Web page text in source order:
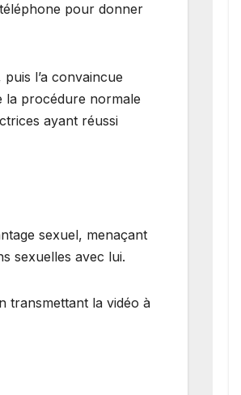
pour donner
l’a convaincue
la procédure normale
ayant réussi
sexuel, menaçant
sexuelles avec lui.
transmettant la vidéo à